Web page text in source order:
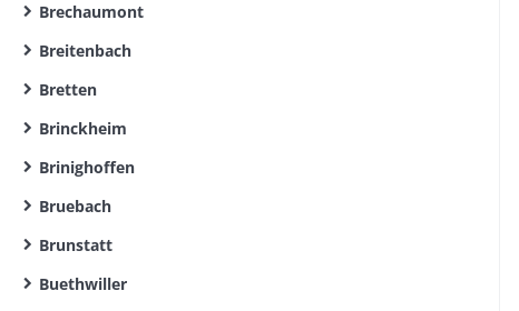
Brechaumont
Breitenbach
Bretten
Brinckheim
Brinighoffen
Bruebach
Brunstatt
Buethwiller